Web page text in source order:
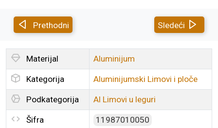
Prethodni Sledeći
Materijal Aluminijum
Kategorija Aluminijumski Limovi i ploče
Podkategorija Al Limovi u leguri
Šifra 11987010050